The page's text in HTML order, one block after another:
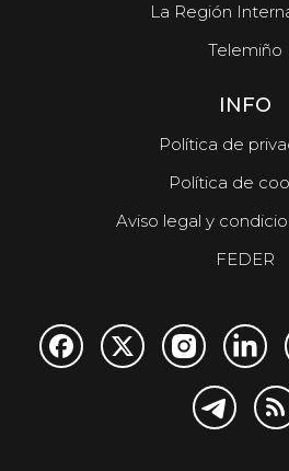
La Región
Telemiño
INFO
Política de
Política de
Aviso legal y
FEDER